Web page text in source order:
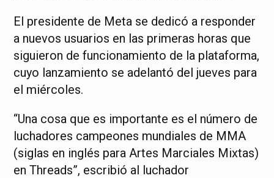
El presidente de Meta se dedicó a responder
a nuevos usuarios en las primeras horas que
siguieron de funcionamiento de la plataforma,
cuyo lanzamiento se adelantó del jueves para
el miércoles.
“Una cosa que es importante es el número de
luchadores campeones mundiales de MMA
(siglas en inglés para Artes Marciales Mixtas)
en Threads”, escribió al luchador